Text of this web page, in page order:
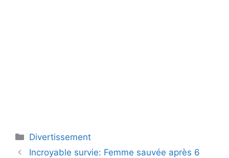
Catégories
Divertissement
Incroyable survie: Femme sauvée après 6